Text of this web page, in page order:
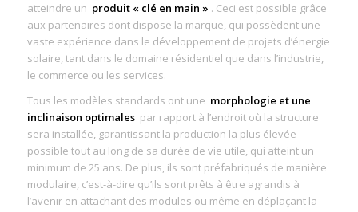
atteindre un produit « clé en main » . Ceci est possible grâce
aux partenaires dont dispose la marque, qui possèdent une
vaste expérience dans le développement de projets d’énergie
solaire, tant dans le domaine résidentiel que dans l’industrie,
le commerce ou les services.
Tous les modèles standards ont une morphologie et une
inclinaison optimalespar rapport à l’endroit où la structure
sera installée, garantissant la production la plus élevée
possible tout au long de sa durée de vie utile, qui atteint un
minimum de 25 ans. De plus, ils sont préfabriqués de manière
modulaire, c’est-à-dire qu’ils sont prêts à être agrandis à
l’avenir en attachant des modules ou même en déplaçant la